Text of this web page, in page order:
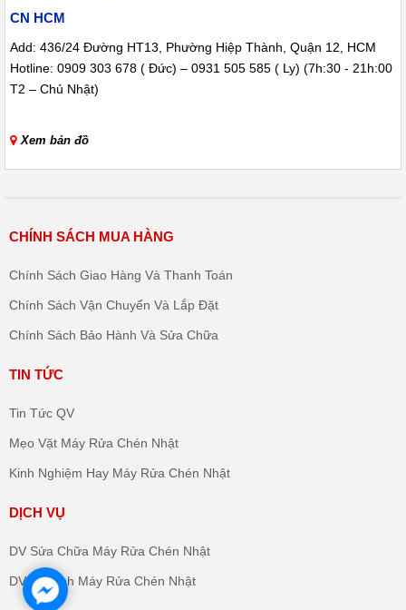
CN HCM
Add: 436/24 Đường HT13, Phường Hiệp Thành, Quận 12, HCM
Hotline: 0909 303 678 ( Đức) – 0931 505 585 ( Ly) (7h:30 - 21h:00
T2 – Chủ Nhật)
Xem bản đồ
CHÍNH SÁCH MUA HÀNG
Chính Sách Giao Hàng Và Thanh Toán
Chính Sách Vận Chuyển Và Lắp Đặt
Chính Sách Bảo Hành Và Sửa Chữa
TIN TỨC
Tin Tức QV
Mẹo Vặt Máy Rửa Chén Nhật
Kinh Nghiệm Hay Máy Rửa Chén Nhật
DỊCH VỤ
DV Sửa Chữa Máy Rửa Chén Nhật
DV Vệ Sinh Máy Rửa Chén Nhật